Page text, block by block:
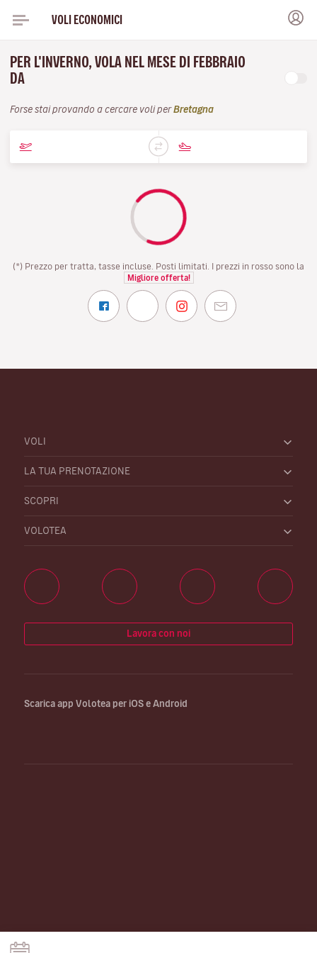
VOLI ECONOMICI
PER L'INVERNO, VOLA NEL MESE DI FEBBRAIO
DA
Forse stai provando a cercare voli perBretagna
(*) Prezzo per tratta, tasse incluse. Posti limitati. I prezzi in rosso sono la
Migliore offerta!
VOLI
LA TUA PRENOTAZIONE
SCOPRI
VOLOTEA
Lavora con noi
Scarica app Volotea per iOS e Android